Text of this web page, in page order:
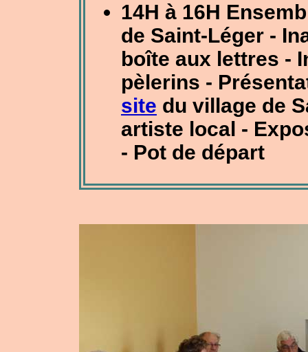
14H à 16H
de Saint-Léger -
boîte aux lettres -
pèlerins -
site du village de
artiste local -
- Pot de départ